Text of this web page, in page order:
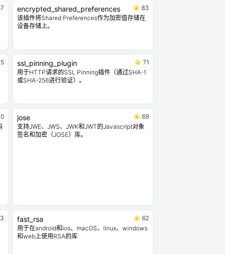
encrypted_shared_preferences
83
该插件将Shared Preferences作为加密值存储在
设备存储上。
ssl_pinning_plugin
71
用于HTTP请求的SSL Pinning插件（通过SHA-1
或SHA-256进行验证）。
jose
69
支持JWE、JWS、JWK和JWT的Javascript对象
签名和加密（JOSE）库。
fast_rsa
62
用于在android和ios、macOS、linux、windows
和web上使用RSA的库